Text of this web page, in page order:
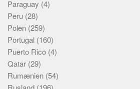
Paraguay (4)
Peru (28)
Polen (259)
Portugal (160)
Puerto Rico (4)
Qatar (29)
Rumænien (54)